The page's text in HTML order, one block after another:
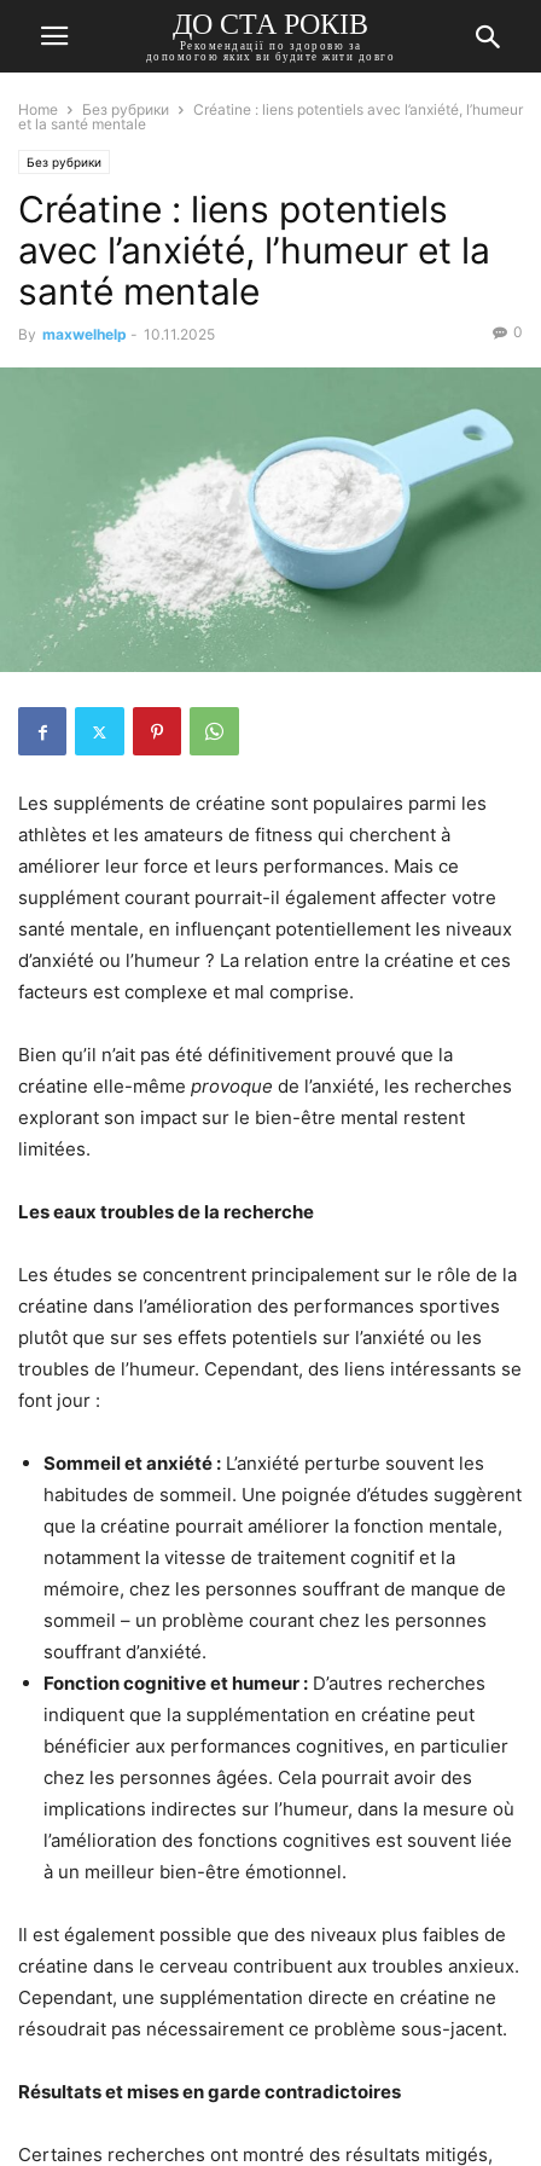
ДО СТА РОКІВ
Рекомендації по здоровю за
допомогою яких ви будите жити довго
Home Без рубрики
Créatine : liens potentiels avec l’anxiété, l’humeur
et la santé mentale
Без рубрики
Créatine : liens potentiels
avec l’anxiété, l’humeur et la
santé mentale
By maxwelhelp - 10.11.2025 0
Les suppléments de créatine sont populaires parmi les
athlètes et les amateurs de fitness qui cherchent à
améliorer leur force et leurs performances. Mais ce
supplément courant pourrait-il également affecter votre
santé mentale, en influençant potentiellement les niveaux
d’anxiété ou l’humeur ? La relation entre la créatine et ces
facteurs est complexe et mal comprise.
Bien qu’il n’ait pas été définitivement prouvé que la
créatine elle-même provoque de l’anxiété, les recherches
explorant son impact sur le bien-être mental restent
limitées.
Les eaux troubles de la recherche
Les études se concentrent principalement sur le rôle de la
créatine dans l’amélioration des performances sportives
plutôt que sur ses effets potentiels sur l’anxiété ou les
troubles de l’humeur. Cependant, des liens intéressants se
font jour :
Sommeil et anxiété : L’anxiété perturbe souvent les
habitudes de sommeil. Une poignée d’études suggèrent
que la créatine pourrait améliorer la fonction mentale,
notamment la vitesse de traitement cognitif et la
mémoire, chez les personnes souffrant de manque de
sommeil – un problème courant chez les personnes
souffrant d’anxiété.
Fonction cognitive et humeur : D’autres recherches
indiquent que la supplémentation en créatine peut
bénéficier aux performances cognitives, en particulier
chez les personnes âgées. Cela pourrait avoir des
implications indirectes sur l’humeur, dans la mesure où
l’amélioration des fonctions cognitives est souvent liée
à un meilleur bien-être émotionnel.
Il est également possible que des niveaux plus faibles de
créatine dans le cerveau contribuent aux troubles anxieux.
Cependant, une supplémentation directe en créatine ne
résoudrait pas nécessairement ce problème sous-jacent.
Résultats et mises en garde contradictoires
Certaines recherches ont montré des résultats mitigés,